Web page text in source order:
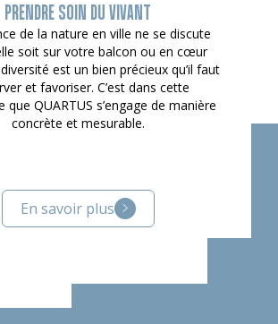
PRENDRE SOIN DU VIVANT
de la nature en ville ne se discute
soit sur votre balcon ou en cœur
est un bien précieux qu’il faut
et favoriser. C’est dans cette
que QUARTUS s’engage de manière
concrète et mesurable.
En savoir plus